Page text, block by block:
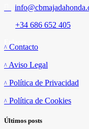
+34 686 652 405
Contacto
Aviso Legal
Política de Privacidad
Política de Cookies
Últimos posts